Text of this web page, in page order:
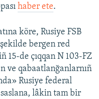
haber ete.
köre, Rusiye FSB
şekilde bergen red
15-de çıqqan N 103-FZ
ve qabaatlanğanlarnıñ
Rusiye federal
lâkin tam bir